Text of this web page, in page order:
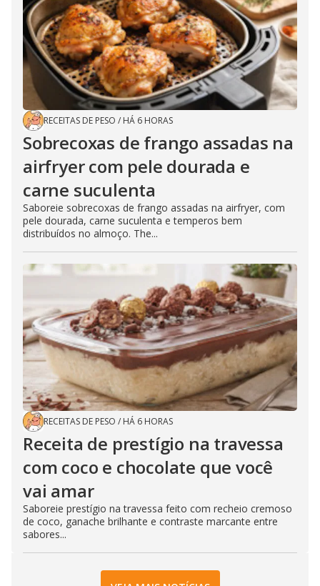
RECEITAS DE PESO / HÁ 6 HORAS
Sobrecoxas de frango assadas na
airfryer com pele dourada e
carne suculenta
Saboreie sobrecoxas de frango assadas na airfryer, com
pele dourada, carne suculenta e temperos bem
distribuídos no almoço. The...
RECEITAS DE PESO / HÁ 6 HORAS
Receita de prestígio na travessa
com coco e chocolate que você
vai amar
Saboreie prestígio na travessa feito com recheio cremoso
de coco, ganache brilhante e contraste marcante entre
sabores...